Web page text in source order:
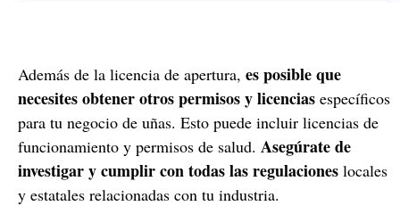
Además de la licencia de apertura, es posible que
necesites obtener otros permisos y licencias específicos
para tu negocio de uñas. Esto puede incluir licencias de
funcionamiento y permisos de salud. Asegúrate de
investigar y cumplir con todas las regulaciones locales
y estatales relacionadas con tu industria.